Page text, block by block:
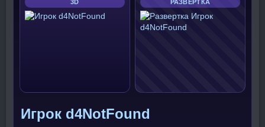
3D РАЗВЕРТКА
Игрок d4NotFound